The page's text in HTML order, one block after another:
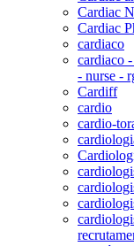
Cardiac
Cardiac
cardiaco
cardiaco
- nurse -
Cardiff
cardio
cardio-